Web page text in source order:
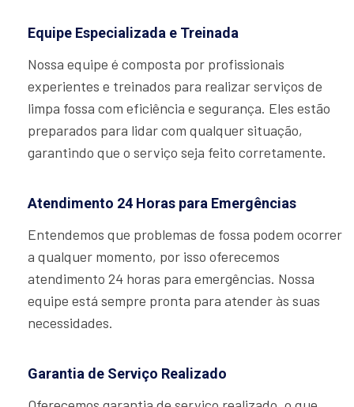
Equipe Especializada e Treinada
Nossa equipe é composta por profissionais
experientes e treinados para realizar serviços de
limpa fossa com eficiência e segurança. Eles estão
preparados para lidar com qualquer situação,
garantindo que o serviço seja feito corretamente.
Atendimento 24 Horas para Emergências
Entendemos que problemas de fossa podem ocorrer
a qualquer momento, por isso oferecemos
atendimento 24 horas para emergências. Nossa
equipe está sempre pronta para atender às suas
necessidades.
Garantia de Serviço Realizado